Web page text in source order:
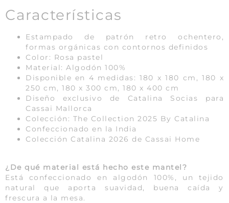
Características
Estampado de patrón retro ochentero,
formas orgánicas con contornos definidos
Color: Rosa pastel
Material: Algodón 100%
Disponible en 4 medidas: 180 x 180 cm, 180 x
250 cm, 180 x 300 cm, 180 x 400 cm
Diseño exclusivo de Catalina Socias para
Cassai Mallorca
Colección: The Collection 2025 By Catalina
Confeccionado en la India
Colección Catalina 2026 de Cassai Home
¿De qué material está hecho este mantel?
Está confeccionado en algodón 100%, un tejido
natural que aporta suavidad, buena caída y
frescura a la mesa.